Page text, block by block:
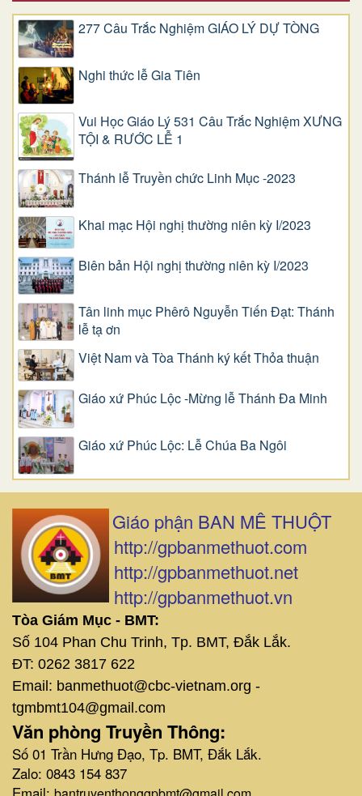
277 Câu Trắc Nghiệm GIÁO LÝ DỰ TÒNG
Nghi thức lễ Gia Tiên
Vui Học Giáo Lý 531 Câu Trắc Nghiệm XƯNG
TỘI & RƯỚC LỄ 1
Thánh lễ Truyền chức Linh Mục -2023
Khai mạc Hội nghị thường niên kỳ I/2023
Biên bản Hội nghị thường niên kỳ I/2023
Tân linh mục Phêrô Nguyễn Tiến Đạt: Thánh
lễ tạ ơn
Việt Nam và Tòa Thánh ký kết Thỏa thuận
Giáo xứ Phúc Lộc -Mừng lễ Thánh Đa Minh
Giáo xứ Phúc Lộc: Lễ Chúa Ba Ngôi
Giáo phận BAN MÊ THUỘT
http://gpbanmethuot.com
http://gpbanmethuot.net
http://gpbanmethuot.vn
Tòa Giám Mục - BMT:
Số 104 Phan Chu Trinh, Tp. BMT, Đắk Lắk.
ĐT: 0262 3817 622
Email: banmethuot@cbc-vietnam.org -
tgmbmt104@gmail.com
Văn phòng Truyền Thông:
Số 01 Trần Hưng Đạo, Tp. BMT, Đắk Lắk.
Zalo: 0843 154 837